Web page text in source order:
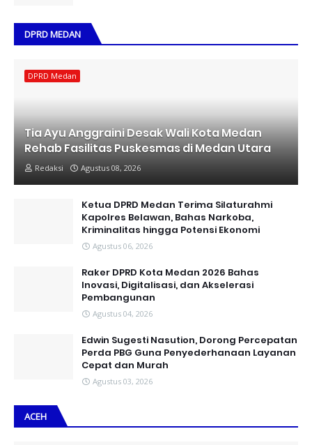
DPRD MEDAN
DPRD Medan
Tia Ayu Anggraini Desak Wali Kota Medan
Rehab Fasilitas Puskesmas di Medan Utara
Redaksi Agustus 08, 2026
Ketua DPRD Medan Terima Silaturahmi
Kapolres Belawan, Bahas Narkoba,
Kriminalitas hingga Potensi Ekonomi
Agustus 06, 2026
Raker DPRD Kota Medan 2026 Bahas
Inovasi, Digitalisasi, dan Akselerasi
Pembangunan
Agustus 04, 2026
Edwin Sugesti Nasution, Dorong Percepatan
Perda PBG Guna Penyederhanaan Layanan
Cepat dan Murah
Agustus 03, 2026
ACEH